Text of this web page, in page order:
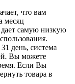
что вам
месяц
дает самую низкую
день, система
Вы можете
Если Вы
товара в